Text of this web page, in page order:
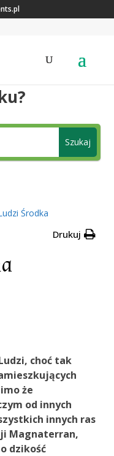
Szukaj
Środka
Drukuj
choć tak
że
od innych
innych ras
Magnaterran,
dzikość